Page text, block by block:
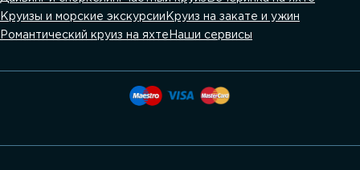
Круизы и морские экскурсии Круиз на закате и ужин
Романтический круиз на яхте Наши сервисы